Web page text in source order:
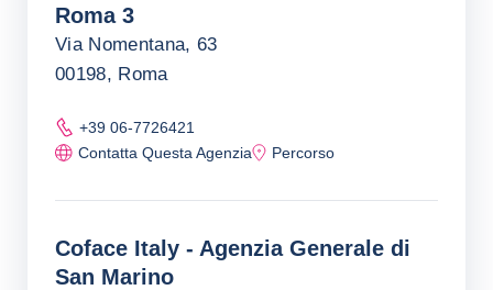
Roma 3
Via Nomentana, 63
00198, Roma
+39 06-7726421
Contatta Questa Agenzia
Percorso
Coface Italy - Agenzia Generale di
San Marino